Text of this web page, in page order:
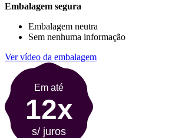
Embalagem segura
Embalagem neutra
Sem nenhuma informação
Ver vídeo da embalagem
Em até
12x
s/ juros